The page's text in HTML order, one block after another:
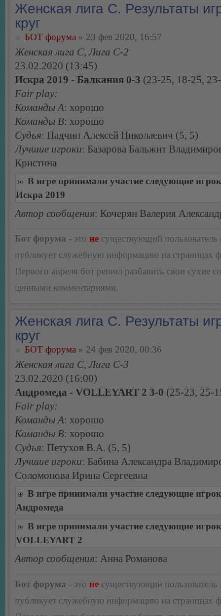
Женская лига С. Результаты
круг
БОТ форума » 23 фев 2020, 16:57
Женская лига С, Лига С-2
23.02.2020 (13:45)
Искра 2019 - Балкания 0-3 (23-25, 18-25,
Fair play:
Команды А: хорошо
Команды В: хорошо
Судья: Падчин Алексей Николаевич (5, 5)
Лучшие игроки: Базарова Бальжит
Кристина
В игре принимали участие следующие
Искра 2019
Автор сообщения: Кочерян Валерия
Бот форума - это не существующий пользователь
публикует служебную информацию на страницах
Первого апреля бот решил разбавить свои сухие
ценными комментариями.
Женская лига С. Результаты
круг
БОТ форума » 24 фев 2020, 00:36
Женская лига С, Лига С-3
23.02.2020 (16:00)
Андромеда - VOLLEYART 2 3-0 (25-23, 25-
Fair play:
Команды А: хорошо
Команды В: хорошо
Судья: Петухов В.А. (5, 5)
Лучшие игроки: Бабина Александра
Соломонова Ирина Сергеевна
В игре принимали участие следующие
Андромеда
В игре принимали участие следующие
VOLLEYART 2
Автор сообщения: Анна Романова
Бот форума - это не существующий пользователь
публикует служебную информацию на страницах